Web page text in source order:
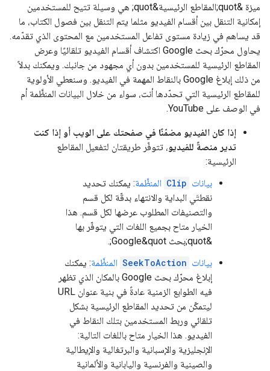
ميزة &quot;المقاطع الرئيسية&quot; هي وسيلة تتيح للمستخدمين
إمكانية التنقل بين أقسام الفيديو مثلما يتم التنقل بين فصول الكتاب، ما
قد يساهم في زيادة مستوى تفاعل المستخدمين مع المحتوى الذي تقدّمه.
يحاول محرّك بحث Google اكتشاف أقسام الفيديو تلقائيًا وعرض
المقاطع الرئيسية للمستخدمين بدون أي مجهود من جانبك. ويمكنك بدلاً
من ذلك إبلاغ Google بالنقاط المهمة في الفيديو. وسنعطي الأولوية
للمقاطع الرئيسية التي تحدّدها أنت، سواء من خلال البيانات المنظَّمة أم
في الوصف على YouTube.
إذا كان الفيديو مضمّنًا في صفحتك على الويب أو إذا كنت
تدير منصةً للفيديو، تتوفّر طريقتان لتفعيل المقاطع
الرئيسية:
بيانات Clip المنظَّمة: يمكنك تحديد
نقطتَي البداية والانتهاء بدقّة لكل قسم
والتصنيفات المطلوب عرضها لكل قسم. هذا
الخيار متاح بجميع اللغات التي يتوفّر بها
&quot;بحث Google&quot;.
بيانات SeekToAction المنظَّمة: يمكنك
إبلاغ محرّك بحث Google بالمكان الذي تظهر
فيه الطوابع الزمنية عادةً في بنية عنوان URL
ليتمكّن من تحديد المقاطع الرئيسية بشكل
تلقائي وربط المستخدمين بتلك النقاط في
الفيديو. هذا الخيار متاح باللغات التالية:
الإنجليزية والإسبانية والبرتغالية والإيطالية
والصينية والفرنسية واليابانية والألمانية